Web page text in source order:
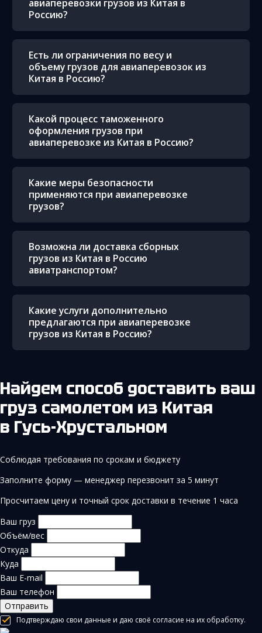
авиаперевозки грузов из Китая в
Россию?
Есть ли ограничения по весу и
объему грузов для авиаперевозок из
Китая в Россию?
Какой процесс таможенного
оформления грузов при
авиаперевозке из Китая в Россию?
Какие меры безопасности
применяются при авиаперевозке
грузов?
Возможна ли доставка сборных
грузов из Китая в Россию
авиатранспортом?
Какие услуги дополнительно
предлагаются при авиаперевозке
грузов из Китая в Россию?
Найдем способ доставить ваш
груз самолетом из Китая
в Гусь-Хрустальном
Соблюдая требования по срокам и бюджету
Заполните форму — менеджер перезвонит за 5 минут
Просчитаем цену и точный срок доставки в течение 1 часа
Ваш груз
Объём/вес
Откуда
Куда
Ваш E-mail
Ваш телефон
Отправить
Подтверждаю свои данные и даю своё согласие на их обработку.